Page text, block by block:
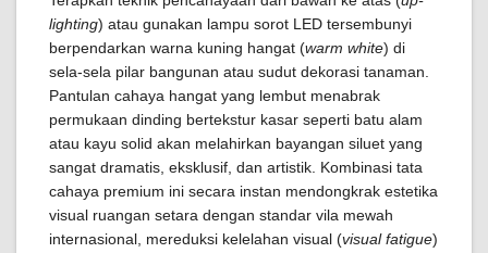
lighting) atau gunakan lampu sorot LED tersembunyi
berpendarkan warna kuning hangat (warm white) di
sela-sela pilar bangunan atau sudut dekorasi tanaman.
Pantulan cahaya hangat yang lembut menabrak
permukaan dinding bertekstur kasar seperti batu alam
atau kayu solid akan melahirkan bayangan siluet yang
sangat dramatis, eksklusif, dan artistik. Kombinasi tata
cahaya premium ini secara instan mendongkrak estetika
visual ruangan setara dengan standar vila mewah
internasional, mereduksi kelelahan visual (visual fatigue)